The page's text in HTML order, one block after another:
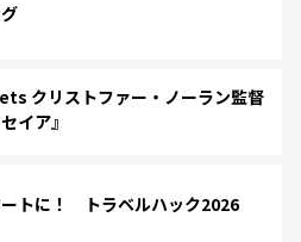
クリストファー・ノーラン監督
イア』
トに！ トラベルハック2026